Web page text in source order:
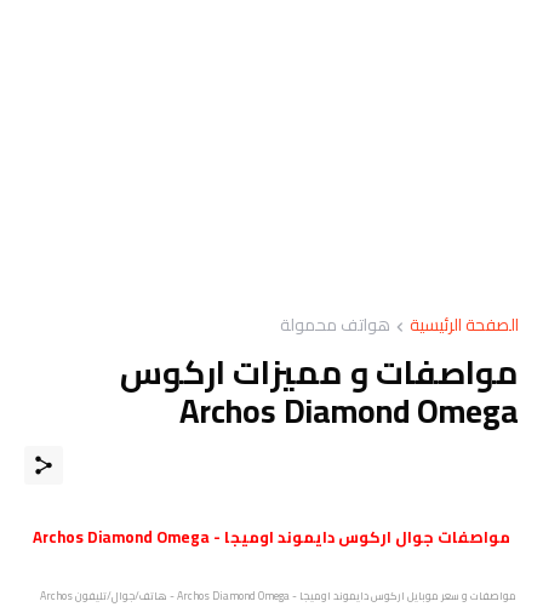
الصفحة الرئيسية هواتف محمولة
مواصفات و مميزات اركوس
Archos Diamond Omega
مواصفات جوال اركوس دايموند اوميجا - Archos Diamond Omega
مواصفات و سعر موبايل اركوس دايموند اوميجا - Archos Diamond Omega - هاتف/جوال/تليفون Archos